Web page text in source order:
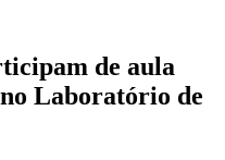
de aula
Laboratório de